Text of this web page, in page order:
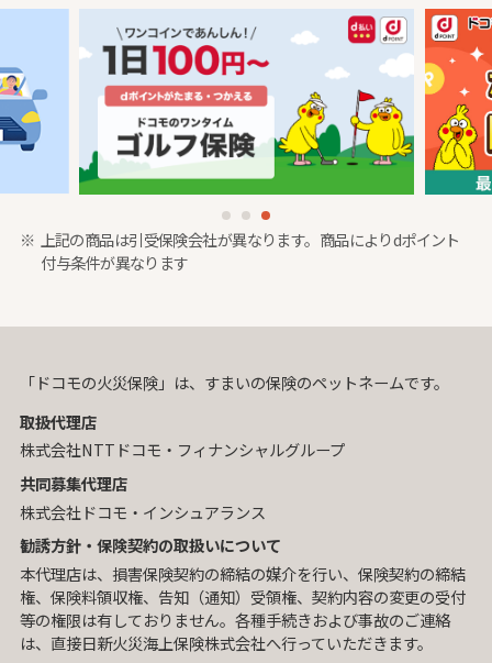
上記の商品は引受保険会社が異なります。商品によりdポイント
付与条件が異なります
「ドコモの火災保険」は、すまいの保険のペットネームです。
取扱代理店
株式会社NTTドコモ・フィナンシャルグループ
共同募集代理店
株式会社ドコモ・インシュアランス
勧誘方針・保険契約の取扱いについて
本代理店は、損害保険契約の締結の媒介を行い、保険契約の締結
権、保険料領収権、告知（通知）受領権、契約内容の変更の受付
等の権限は有しておりません。各種手続きおよび事故のご連絡
は、直接日新火災海上保険株式会社へ行っていただきます。